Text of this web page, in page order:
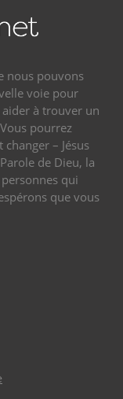
nous pouvons
voie pour
à trouver un
pourrez
– Jésus
de Dieu, la
qui
que vous